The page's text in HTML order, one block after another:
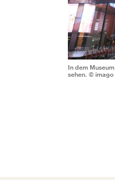
In dem
sehen. © imago